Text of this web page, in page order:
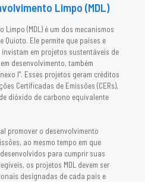
Limpo (MDL)
Limpo (MDL) é um dos mecanismos
Quioto. Ele permite que países e
em projetos sustentáveis de
desenvolvimento, também
I". Esses projetos geram créditos
Certificadas de Emissões (CERs),
dióxido de carbono equivalente
promover o desenvolvimento
ao mesmo tempo em que
para cumprir suas
os projetos MDL devem ser
designadas de cada país e